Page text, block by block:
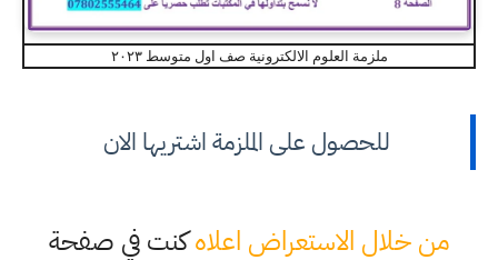
ملزمة العلوم الالكترونية صف اول متوسط ٢٠٢٣
للحصول على الملزمة اشتريها الان
من خلال الاستعراض اعلاهكنت في صفحة